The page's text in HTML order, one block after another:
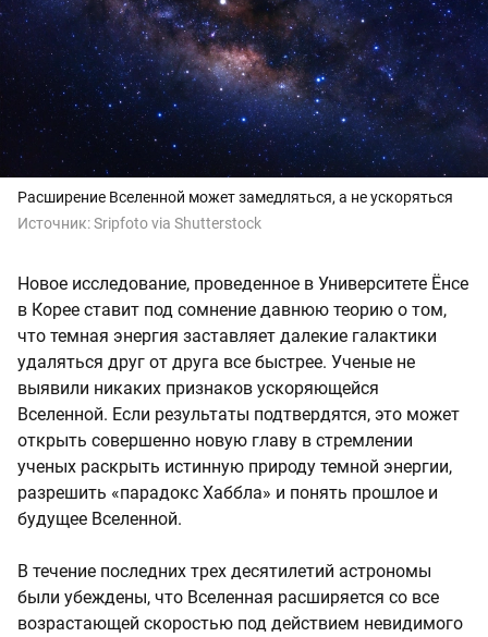
Расширение Вселенной может замедляться, а не ускоряться
Источник:Sripfoto via Shutterstock
Новое исследование, проведенное в Университете Ёнсе
в Корее ставит под сомнение давнюю теорию о том,
что темная энергия заставляет далекие галактики
удаляться друг от друга все быстрее. Ученые не
выявили никаких признаков ускоряющейся
Вселенной. Если результаты подтвердятся, это может
открыть совершенно новую главу в стремлении
ученых раскрыть истинную природу темной энергии,
разрешить «парадокс Хаббла» и понять прошлое и
будущее Вселенной.
В течение последних трех десятилетий астрономы
были убеждены, что Вселенная расширяется со все
возрастающей скоростью под действием невидимого